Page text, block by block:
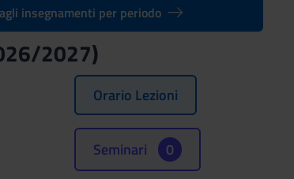
insegnamenti per periodo
2027)
Orario Lezioni
Seminari 0